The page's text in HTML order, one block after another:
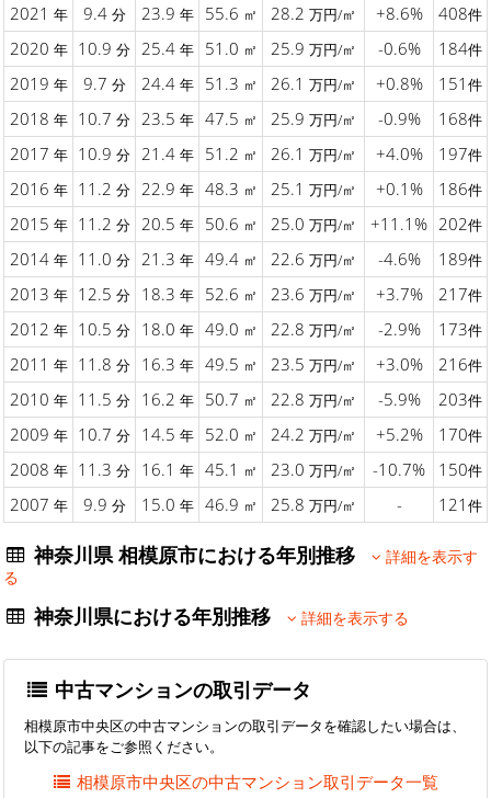
2021 年 9.4 分 23.9 年 55.6 ㎡ 28.2 万円/㎡ +8.6% 408件
2020 年 10.9 分 25.4 年 51.0 ㎡ 25.9 万円/㎡ -0.6% 184件
2019 年 9.7 分 24.4 年 51.3 ㎡ 26.1 万円/㎡ +0.8% 151 件
2018 年 10.7 分 23.5 年 47.5 ㎡ 25.9 万円/㎡ -0.9% 168件
2017 年 10.9 分 21.4 年 51.2 ㎡ 26.1 万円/㎡ +4.0% 197件
2016 年 11.2 分 22.9 年 48.3 ㎡ 25.1 万円/㎡ +0.1% 186件
2015 年 11.2 分 20.5 年 50.6 ㎡ 25.0 万円/㎡ +11.1% 202件
2014 年 11.0 分 21.3 年 49.4 ㎡ 22.6 万円/㎡ -4.6% 189件
2013 年 12.5 分 18.3 年 52.6 ㎡ 23.6 万円/㎡ +3.7% 217件
2012 年 10.5 分 18.0 年 49.0 ㎡ 22.8 万円/㎡ -2.9% 173件
2011 年 11.8 分 16.3 年 49.5 ㎡ 23.5 万円/㎡ +3.0% 216件
2010 年 11.5 分 16.2 年 50.7 ㎡ 22.8 万円/㎡ -5.9% 203件
2009 年 10.7 分 14.5 年 52.0 ㎡ 24.2 万円/㎡ +5.2% 170件
2008 年 11.3 分 16.1 年 45.1 ㎡ 23.0 万円/㎡ -10.7% 150件
2007 年 9.9 分 15.0 年 46.9 ㎡ 25.8 万円/㎡ - 121 件
神奈川県 相模原市における年別推移
詳細を表示す
る
神奈川県における年別推移 詳細を表示する
中古マンションの取引データ
相模原市中央区の中古マンションの取引データを確認したい場合は、
以下の記事をご参照ください。
相模原市中央区の中古マンション取引データ一覧